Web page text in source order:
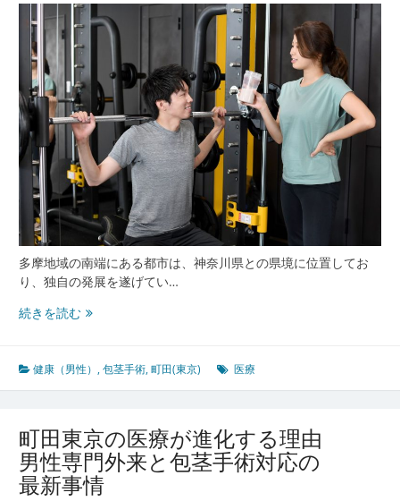
支
え
る
男
性
医
療
と
包
茎
手
術
最
前
線
多摩地域の南端にある都市は、神奈川県との県境に位置してお
り、独自の発展を遂げてい…
続きを読む多
域
の
療
先
進
都
健康（男性） ,包茎手術,町田(東京) 医療
町田東京の医療が進化する理由
男性専門外来と包茎手術対応の
最新事情